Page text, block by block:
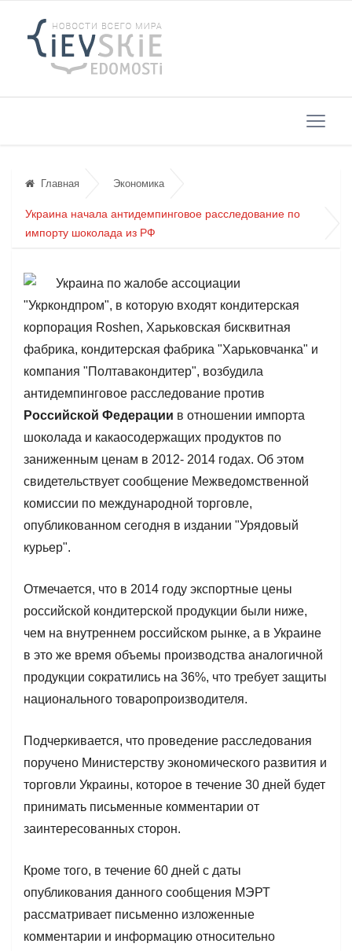
Главная Экономика
Украина начала антидемпинговое расследование по
импорту шоколада из РФ
Украина по жалобе ассоциации
"Укркондпром", в которую входят кондитерская
корпорация Roshen, Харьковская бисквитная
фабрика, кондитерская фабрика "Харьковчанка" и
компания "Полтавакондитер", возбудила
антидемпинговое расследование против
Российской Федерации в отношении импорта
шоколада и какаосодержащих продуктов по
заниженным ценам в 2012- 2014 годах. Об этом
свидетельствует сообщение Межведомственной
комиссии по международной торговле,
опубликованном сегодня в издании "Урядовый
курьер".
Отмечается, что в 2014 году экспортные цены
российской кондитерской продукции были ниже,
чем на внутреннем российском рынке, а в Украине
в это же время объемы производства аналогичной
продукции сократились на 36%, что требует защиты
национального товаропроизводителя.
Подчеркивается, что проведение расследования
поручено Министерству экономического развития и
торговли Украины, которое в течение 30 дней будет
принимать письменные комментарии от
заинтересованных сторон.
Кроме того, в течение 60 дней с даты
опубликования данного сообщения МЭРТ
рассматривает письменно изложенные
комментарии и информацию относительно